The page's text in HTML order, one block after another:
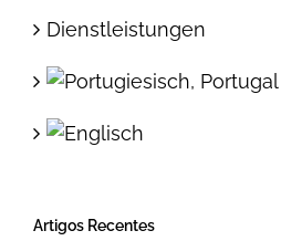
Dienstleistungen
Artigos Recentes